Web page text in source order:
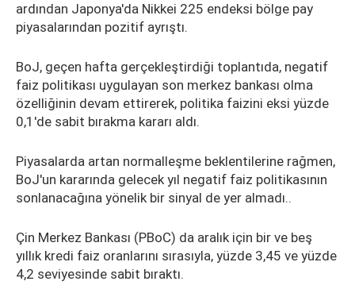
ardından Japonya'da Nikkei 225 endeksi bölge pay
piyasalarından pozitif ayrıştı.
BoJ, geçen hafta gerçekleştirdiği toplantıda, negatif
faiz politikası uygulayan son merkez bankası olma
özelliğinin devam ettirerek, politika faizini eksi yüzde
0,1'de sabit bırakma kararı aldı.
Piyasalarda artan normalleşme beklentilerine rağmen,
BoJ'un kararında gelecek yıl negatif faiz politikasının
sonlanacağına yönelik bir sinyal de yer almadı..
Çin Merkez Bankası (PBoC) da aralık için bir ve beş
yıllık kredi faiz oranlarını sırasıyla, yüzde 3,45 ve yüzde
4,2 seviyesinde sabit bıraktı.